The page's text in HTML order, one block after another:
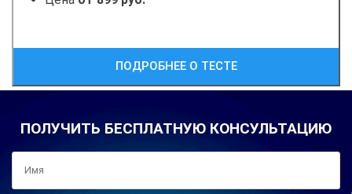
ПОДРОБНЕЕ О ТЕСТЕ
ПОЛУЧИТЬ БЕСПЛАТНУЮ КОНСУЛЬТАЦИЮ